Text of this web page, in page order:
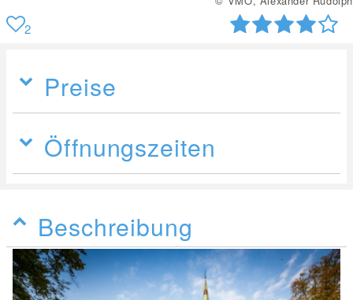
2
Preise
Öffnungszeiten
Beschreibung